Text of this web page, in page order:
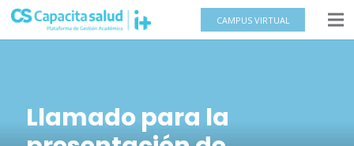
CAMPUS VIRTUAL
Llamado para la